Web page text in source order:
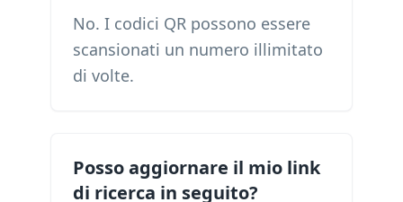
No. I codici QR possono essere
scansionati un numero illimitato
di volte.
Posso aggiornare il mio link
di ricerca in seguito?